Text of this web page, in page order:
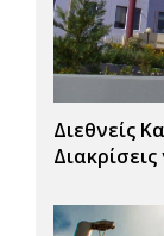
Διεθνείς